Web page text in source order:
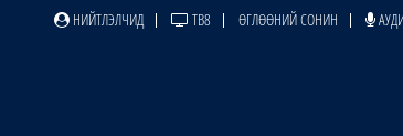
НИЙТЛЭЛЧИД ТВ8 ӨГЛӨӨНИЙ СОНИН